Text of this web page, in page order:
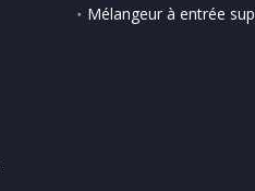
Mélangeur à entrée